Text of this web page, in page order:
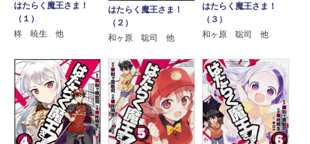
はたらく魔王さま！
（１）
柊 暁生 他
はたらく魔王さま！
（２）
和ヶ原 聡司 他
はたらく魔王さま！
（３）
和ヶ原 聡司 他